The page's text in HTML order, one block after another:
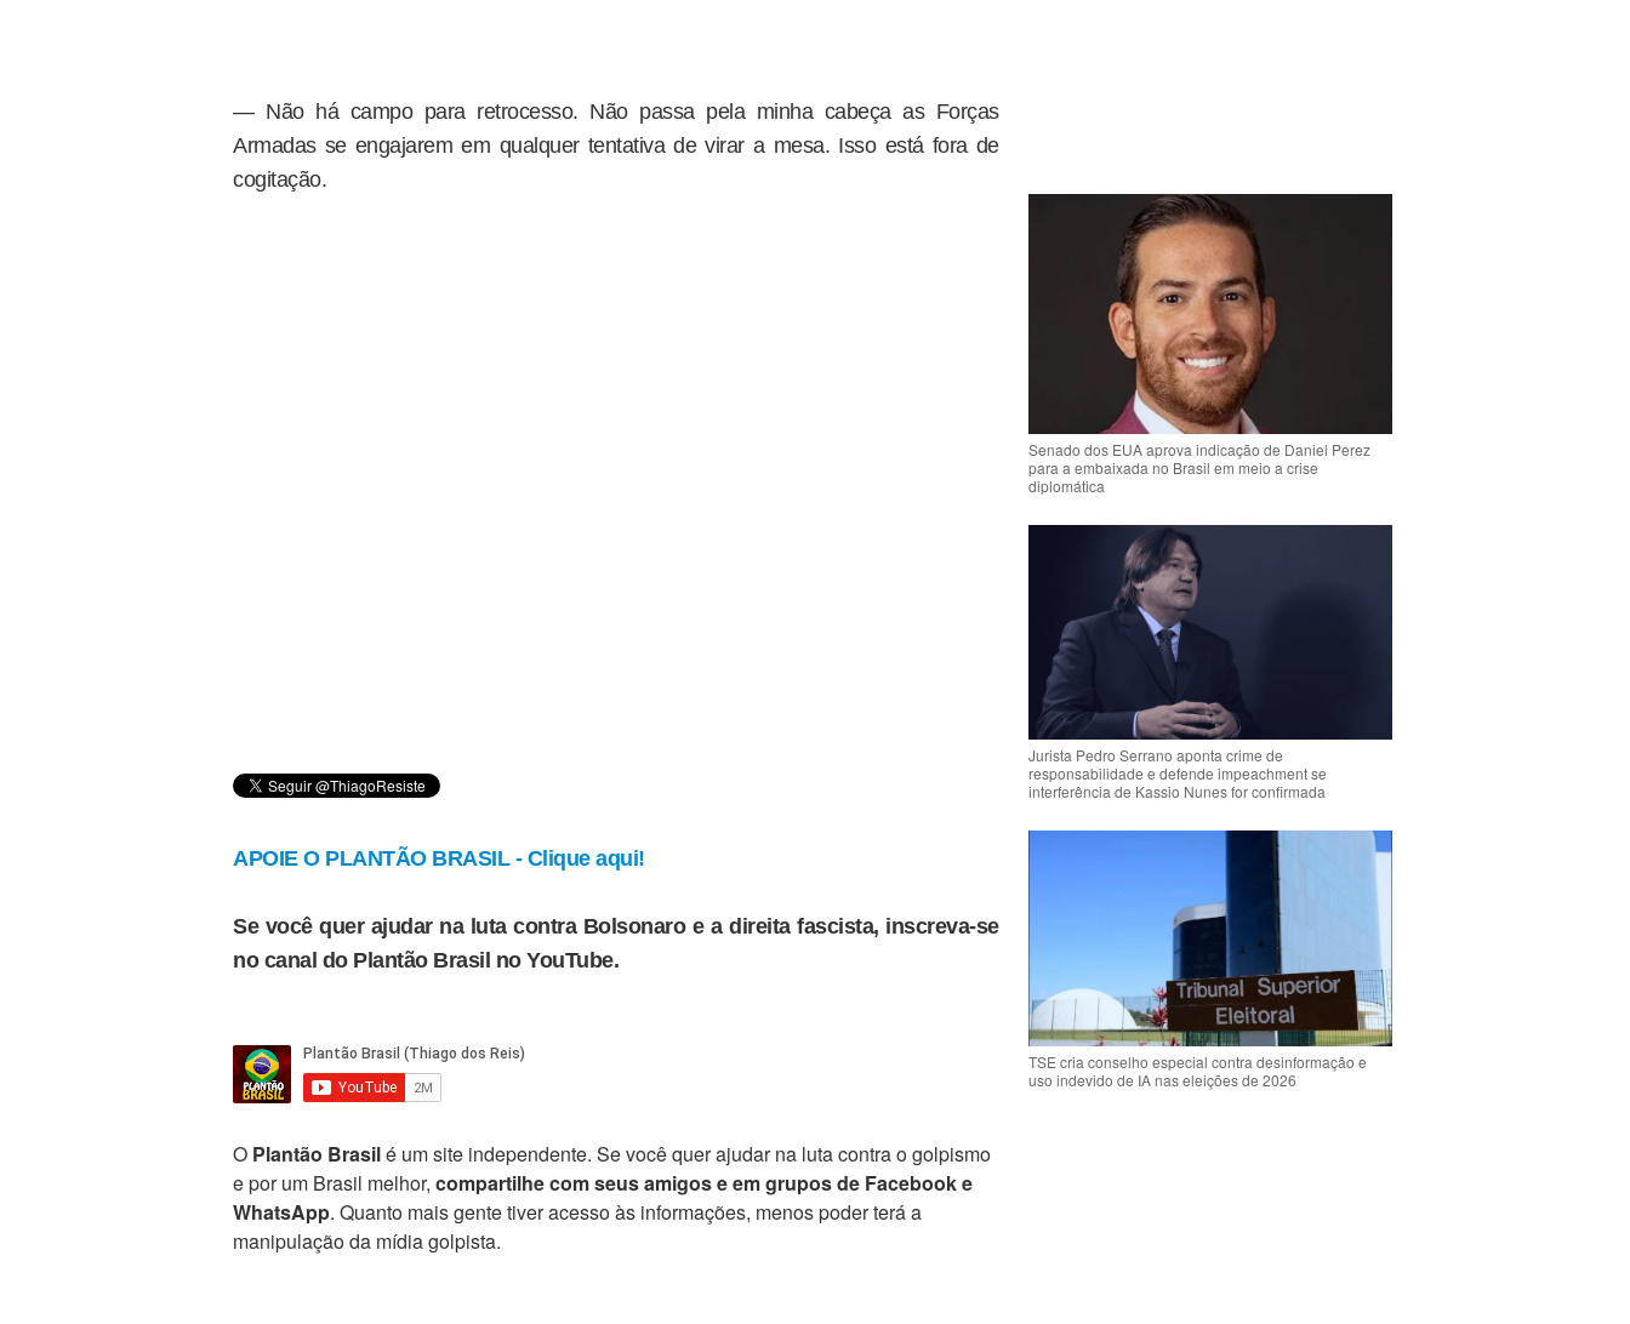
— Não há campo para retrocesso. Não passa pela minha cabeça as Forças
Armadas se engajarem em qualquer tentativa de virar a mesa. Isso está fora de
cogitação.
APOIE O PLANTÃO BRASIL - Clique aqui!
Se você quer ajudar na luta contra Bolsonaro e a direita fascista, inscreva-se
no canal do Plantão Brasil no YouTube.
O Plantão Brasilé um site independente. Se você quer ajudar na luta contra o golpismo
e por um Brasil melhor, compartilhe com seus amigos e em grupos de Facebook e
WhatsApp. Quanto mais gente tiver acesso às informações, menos poder terá a
manipulação da mídia golpista.
Senado dos EUA aprova indicação de Daniel Perez
para a embaixada no Brasil em meio a crise
diplomática
Jurista Pedro Serrano aponta crime de
responsabilidade e defende impeachment se
interferência de Kassio Nunes for confirmada
TSE cria conselho especial contra desinformação e
uso indevido de IA nas eleições de 2026